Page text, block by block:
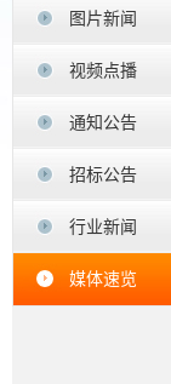
图片新闻
视频点播
通知公告
招标公告
行业新闻
媒体速览